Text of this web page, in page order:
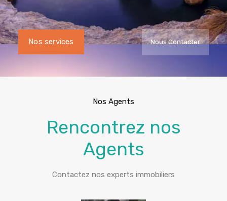
Nos services Nous Contacter
Nos Agents
Rencontrez nos
Agents
Contactez nos experts immobiliers